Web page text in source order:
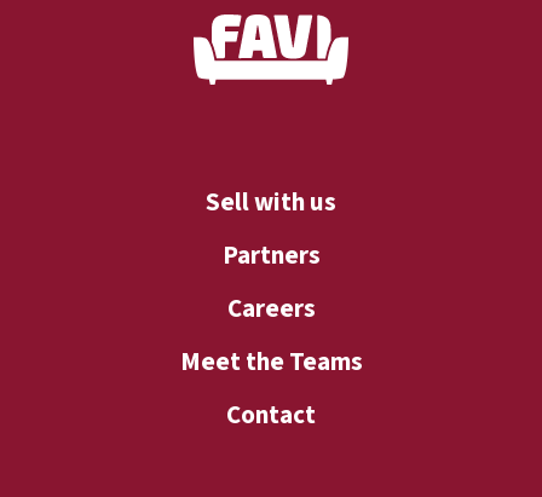
Sell with us
Partners
Careers
Meet the Teams
Contact